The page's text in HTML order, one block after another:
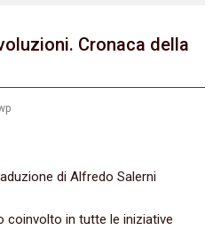
Cronaca della
di Alfredo Salerni
coinvolto in tutte le iniziative